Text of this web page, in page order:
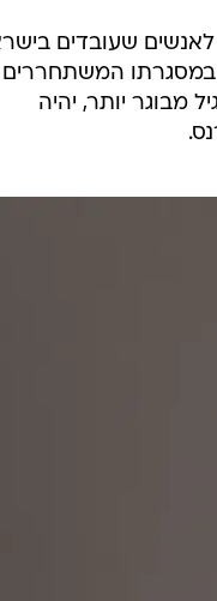
שעובדים
במסגרתו המשתחררים
מבוגר יותר, יהיה